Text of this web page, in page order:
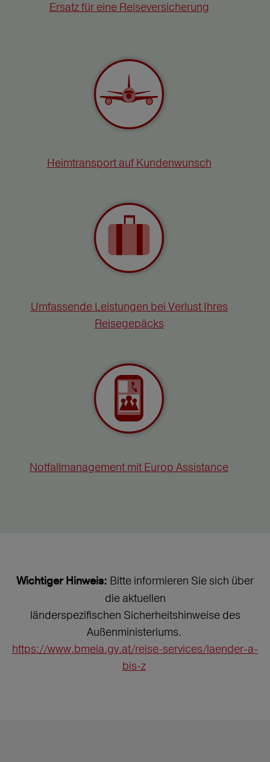
Ersatz für eine Reiseversicherung
Heimtransport auf Kundenwunsch
Umfassende Leistungen bei Verlust Ihres
Reisegepäcks
Notfallmanagement mit Europ Assistance
Wichtiger Hinweis: Bitte informieren Sie sich über
die aktuellen
länderspezifischen Sicherheitshinweise des
Außenministeriums.
https://www.bmeia.gv.at/reise-services/laender-a-
bis-z